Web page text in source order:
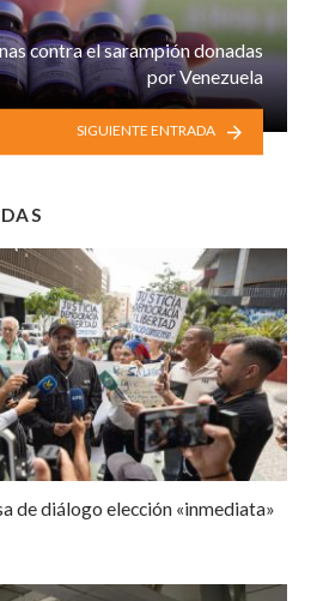
contra el sarampión donadas
por Venezuela
SIGUIENTE ENTRADA
de diálogo elección «inmediata»